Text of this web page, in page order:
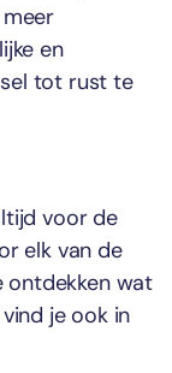
en
tot rust te
voor de
elk van de
ontdekken wat
je ook in